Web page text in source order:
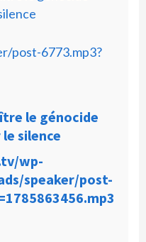
le génocide
silence
wp-
speaker/post-